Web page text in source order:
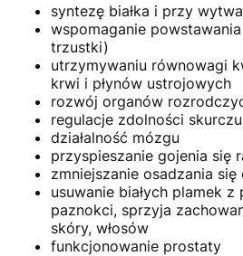
syntezę białka i przy
wspomaganie
trzustki)
utrzymywaniu równowagi
krwi i płynów ustrojowych
rozwój organów
regulacje zdolności
działalność mózgu
przyspieszanie gojenia się
zmniejszanie osadzania się
usuwanie białych plamek z
paznokci, sprzyja
skóry, włosów
funkcjonowanie prostaty